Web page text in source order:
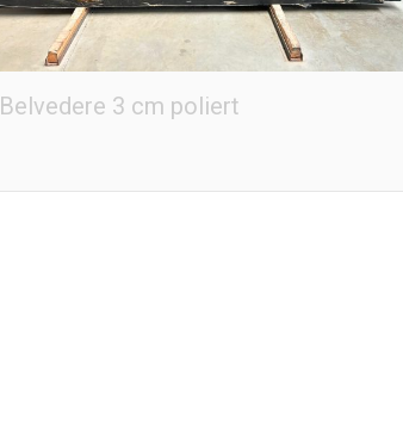
Belvedere 3 cm poliert